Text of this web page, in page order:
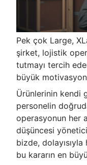
Pek çok Large,
şirket, lojistik
tutmayı tercih
büyük
Ürünlerinin kendi
personelin
operasyonun her
düşüncesi
bizde, dolayısıyla
bu kararın en